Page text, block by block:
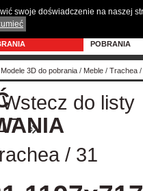
POBRANIA
Modele 3D do pobrania / Meble / Trachea /
Wstecz do listy
/ 31
swoje doświadczenie na naszej